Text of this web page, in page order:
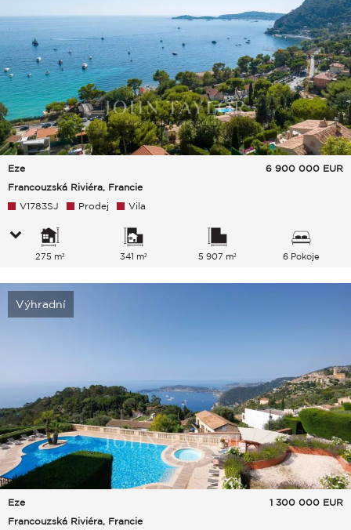
Eze
Francouzská Riviéra, Francie
6 900 000 EUR
V1783SJ Prodej Vila
275 m² 341 m² 5 907 m² 6 Pokoje
Výhradní
Eze
Francouzská Riviéra, Francie
1 300 000 EUR